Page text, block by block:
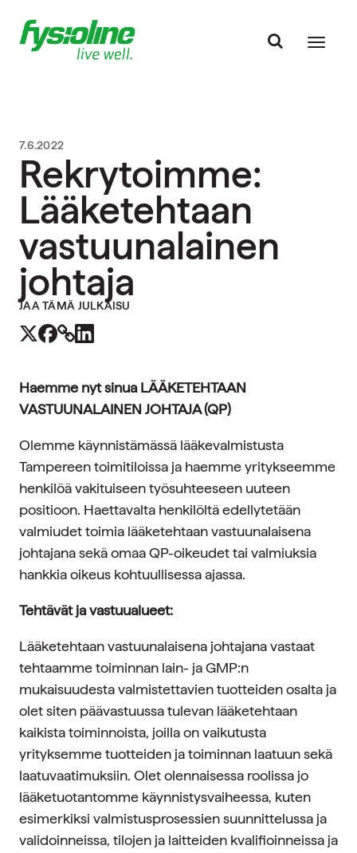
7.6.2022
Rekrytoimme:
Lääketehtaan
vastuunalainen
johtaja
JAA TÄMÄ JULKAISU
Haemme nyt sinua LÄÄKETEHTAAN
VASTUUNALAINEN JOHTAJA (QP)
Olemme käynnistämässä lääkevalmistusta
Tampereen toimitiloissa ja haemme yritykseemme
henkilöä vakituiseen työsuhteeseen uuteen
positioon. Haettavalta henkilöltä edellytetään
valmiudet toimia lääketehtaan vastuunalaisena
johtajana sekä omaa QP-oikeudet tai valmiuksia
hankkia oikeus kohtuullisessa ajassa.
Tehtävät ja vastuualueet:
Lääketehtaan vastuunalaisena johtajana vastaat
tehtaamme toiminnan lain- ja GMP:n
mukaisuudesta valmistettavien tuotteiden osalta ja
olet siten päävastuussa tulevan lääketehtaan
kaikista toiminnoista, joilla on vaikutusta
yrityksemme tuotteiden ja toiminnan laatuun sekä
laatuvaatimuksiin. Olet olennaisessa roolissa jo
lääketuotantomme käynnistysvaiheessa, kuten
esimerkiksi valmistusprosessien suunnittelussa ja
validoinneissa, tilojen ja laitteiden kvalifioinneissa ja